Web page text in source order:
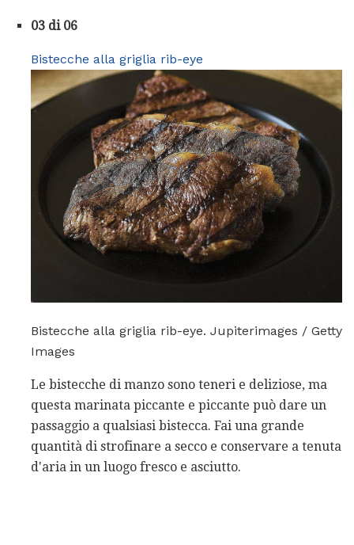
03 di 06
Bistecche alla griglia rib-eye
Bistecche alla griglia rib-eye. Jupiterimages / Getty
Images
Le bistecche di manzo sono teneri e deliziose, ma
questa marinata piccante e piccante può dare un
passaggio a qualsiasi bistecca. Fai una grande
quantità di strofinare a secco e conservare a tenuta
d'aria in un luogo fresco e asciutto.